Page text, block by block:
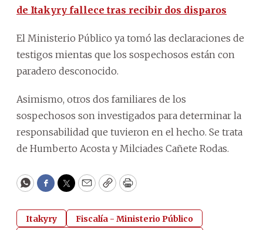
de Itakyry fallece tras recibir dos disparos
El Ministerio Público ya tomó las declaraciones de
testigos mientas que los sospechosos están con
paradero desconocido.
Asimismo, otros dos familiares de los
sospechosos son investigados para determinar la
responsabilidad que tuvieron en el hecho. Se trata
de Humberto Acosta y Milciades Cañete Rodas.
WhatsApp
Facebook
Twitter
EmailCopyPrint
Itakyry
Fiscalía - Ministerio Público